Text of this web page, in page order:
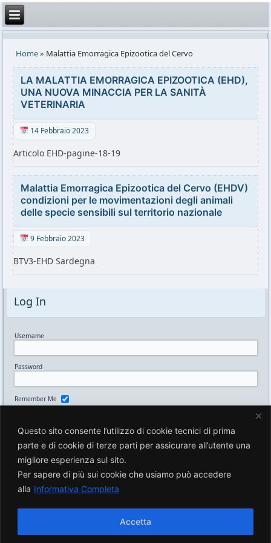
Questo sito consente l’utilizzo di cookie tecnici di prima
parte e di cookie di terze parti per assicurare all’utente una
migliore esperienza sul sito.
Per sapere di più sui cookie che usiamo può accedere
alla Informativa Completa
Accetta
Home» Malattia Emorragica Epizootica del Cervo
LA MALATTIA EMORRAGICA EPIZOOTICA (EHD),
UNA NUOVA MINACCIA PER LA SANITÀ
VETERINARIA
14 Febbraio 2023
Articolo EHD-pagine-18-19
Malattia Emorragica Epizootica del Cervo (EHDV)
condizioni per le movimentazioni degli animali
delle specie sensibili sul territorio nazionale
9 Febbraio 2023
BTV3-EHD Sardegna
Log In
Username
Password
Remember Me
Home Izsm Orsa